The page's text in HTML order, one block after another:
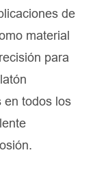
de
material
para
en todos los